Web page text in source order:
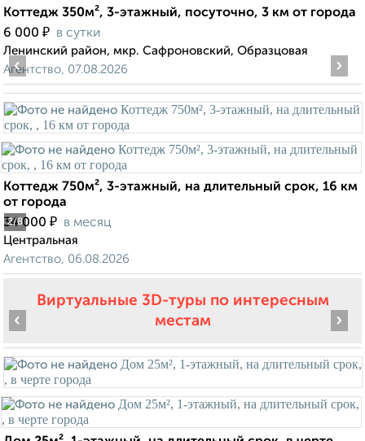
Коттедж 350м², 3-этажный, посуточно, 3 км от города
6 000 ₽ в сутки
Ленинский район, мкр. Сафроновский, Образцовая
Агентство, 07.08.2026
2/8
‹ ›
Коттедж 750м², 3-этажный, на длительный срок, 16 км
от города
34 000 ₽ в месяц
Центральная
Агентство, 06.08.2026
Виртуальные 3D-туры по интересным
местам
‹ ›